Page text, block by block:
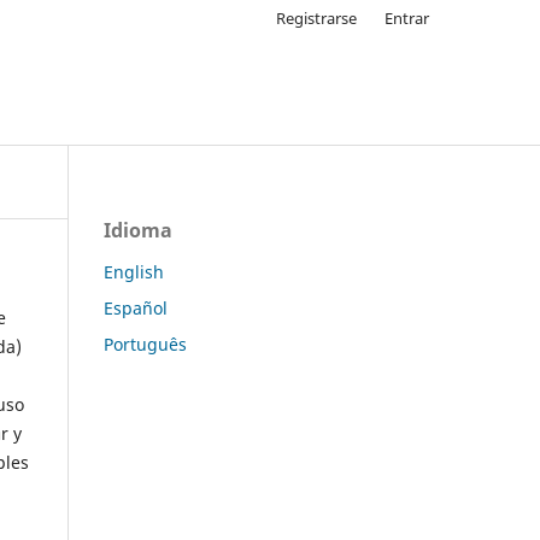
Registrarse Entrar
y
Idioma
English
Español
Português